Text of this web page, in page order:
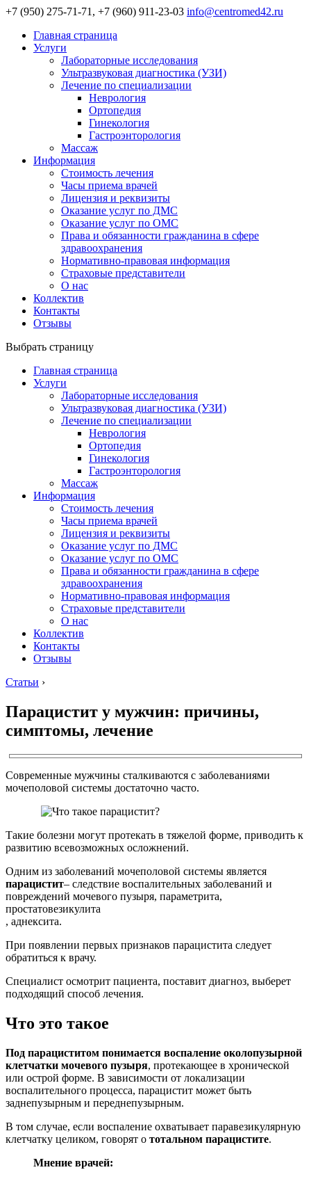
+7 (950) 275-71-71, +7 (960) 911-23-03 info@centromed42.ru
Главная страница
Услуги
Лабораторные исследования
Ультразвуковая диагностика (УЗИ)
Лечение по специализации
Неврология
Ортопедия
Гинекология
Гастроэнторология
Массаж
Информация
Стоимость лечения
Часы приема врачей
Лицензия и реквизиты
Оказание услуг по ДМС
Оказание услуг по ОМС
Права и обязанности гражданина в сфере
здравоохранения
Нормативно-правовая информация
Страховые представители
О нас
Коллектив
Контакты
Отзывы
Выбрать страницу
Главная страница
Услуги
Лабораторные исследования
Ультразвуковая диагностика (УЗИ)
Лечение по специализации
Неврология
Ортопедия
Гинекология
Гастроэнторология
Массаж
Информация
Стоимость лечения
Часы приема врачей
Лицензия и реквизиты
Оказание услуг по ДМС
Оказание услуг по ОМС
Права и обязанности гражданина в сфере
здравоохранения
Нормативно-правовая информация
Страховые представители
О нас
Коллектив
Контакты
Отзывы
Статьи ›
Парацистит у мужчин: причины,
симптомы, лечение
Современные мужчины сталкиваются с заболеваниями
мочеполовой системы достаточно часто.
Такие болезни могут протекать в тяжелой форме, приводить к
развитию всевозможных осложнений.
Одним из заболеваний мочеполовой системы является
парацистит– следствие воспалительных заболеваний и
повреждений мочевого пузыря, параметрита,
простатовезикулита
, аднексита.
При появлении первых признаков парацистита следует
обратиться к врачу.
Специалист осмотрит пациента, поставит диагноз, выберет
подходящий способ лечения.
Что это такое
Под парациститом понимается воспаление околопузырной
клетчатки мочевого пузыря, протекающее в хронической
или острой форме. В зависимости от локализации
воспалительного процесса, парацистит может быть
заднепузырным и переднепузырным.
В том случае, если воспаление охватывает паравезикулярную
клетчатку целиком, говорят о тотальном парацистите.
Мнение врачей: